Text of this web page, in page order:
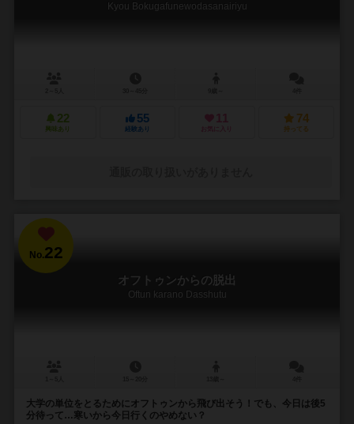
Kyou Bokugafunewodasanairiyu
22
興味あり
55
経験あり
11
お気に入り
74
持ってる
No.22
オフトゥンからの脱出
Oftun karano Dasshutu
大学の単位をとるためにオフトゥンから飛び出そう！でも、今日は後5
分待って…寒いから今日行くのやめない？